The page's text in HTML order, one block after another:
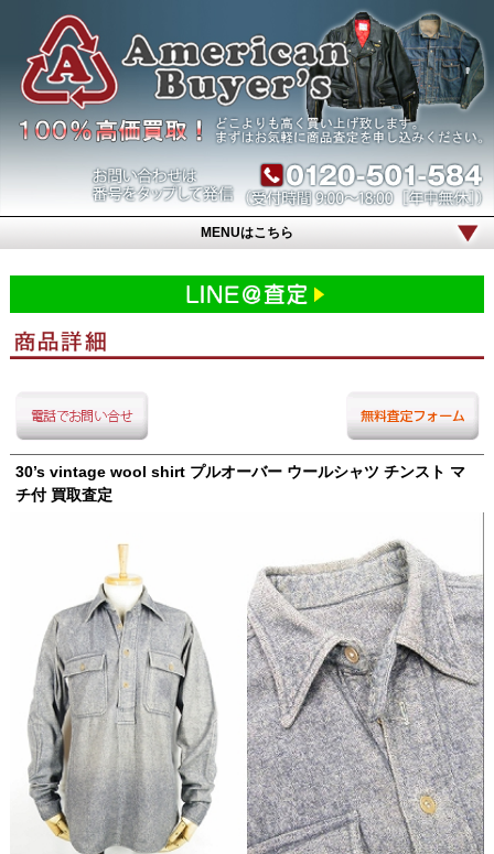
MENUはこちら
30’s vintage wool shirt プルオーバー ウールシャツ チンスト マ
チ付 買取査定